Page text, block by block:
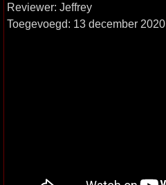
Reviewer: Jeffrey
Toegevoegd: 13 december 2020